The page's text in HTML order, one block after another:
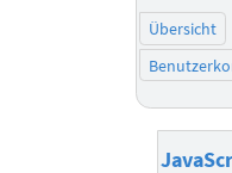
Übersicht